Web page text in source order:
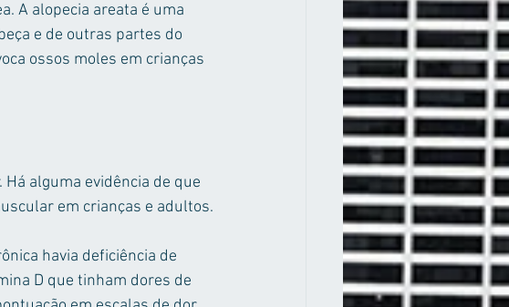
A alopecia areata é uma
e de outras partes do
ossos moles em crianças
alguma evidência de que
em crianças e adultos.
havia deficiência de
D que tinham dores de